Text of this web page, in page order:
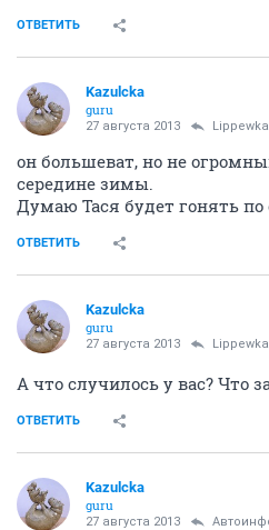
ОТВЕТИТЬ
Kazulcka
guru
27 августа 2013 Lippewka
он большеват, но не
середине зимы.
Думаю Тася будет гонять по
ОТВЕТИТЬ
Kazulcka
guru
27 августа 2013 Lippewka
А что случилось у вас? Что
ОТВЕТИТЬ
Kazulcka
guru
27 августа 2013